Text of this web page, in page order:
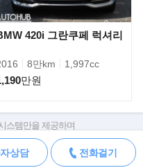
.
실내주차 중입니다.
W341.342호 풍년상사)
420i 그란쿠페 럭셔리
8만km 1,997cc
만원
상담 전화걸기
스템만을 제공하며
책임은 판매자에게 있습니다.
기록부, 실제 차량 상태,
보를 확인하세요.